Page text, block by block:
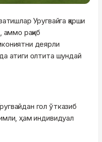
Уругвайга қарши
аммо рақиб
деярли
атиги олтита шундай
гол ўтказиб
ҳам индивидуал